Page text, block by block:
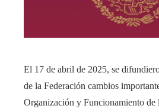
El 17 de abril de 2025, se
de la Federación cambios
Organización y Funcionamiento de